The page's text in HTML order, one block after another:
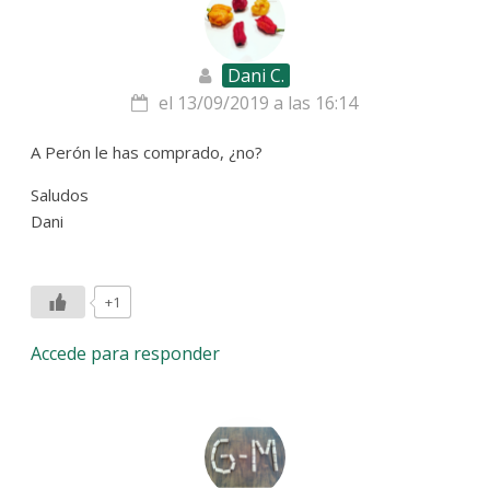
Dani C.
el 13/09/2019 a las 16:14
A Perón le has comprado, ¿no?
Saludos
Dani
+1
Accede para responder